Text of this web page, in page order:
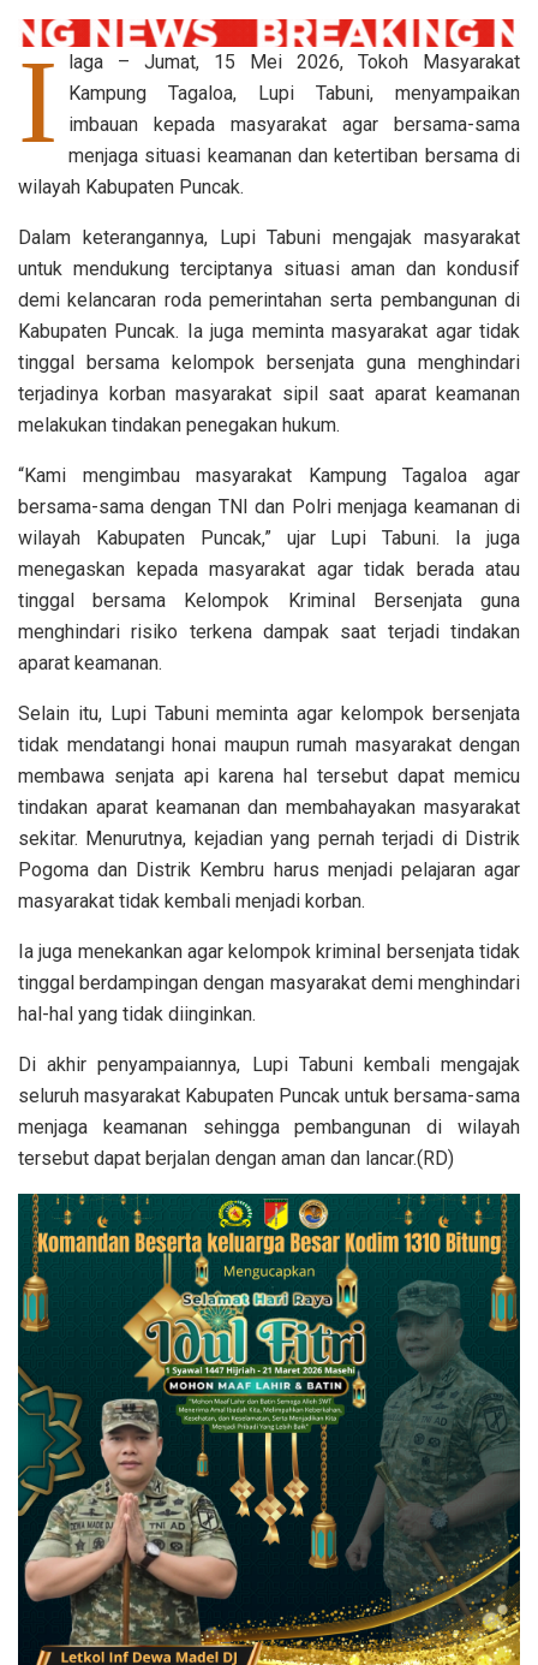
I
laga – Jumat, 15 Mei 2026, Tokoh Masyarakat
Kampung Tagaloa, Lupi Tabuni, menyampaikan
imbauan kepada masyarakat agar bersama-sama
menjaga situasi keamanan dan ketertiban bersama di
wilayah Kabupaten Puncak.
Dalam keterangannya, Lupi Tabuni mengajak masyarakat
untuk mendukung terciptanya situasi aman dan kondusif
demi kelancaran roda pemerintahan serta pembangunan di
Kabupaten Puncak. Ia juga meminta masyarakat agar tidak
tinggal bersama kelompok bersenjata guna menghindari
terjadinya korban masyarakat sipil saat aparat keamanan
melakukan tindakan penegakan hukum.
“Kami mengimbau masyarakat Kampung Tagaloa agar
bersama-sama dengan TNI dan Polri menjaga keamanan di
wilayah Kabupaten Puncak,” ujar Lupi Tabuni. Ia juga
menegaskan kepada masyarakat agar tidak berada atau
tinggal bersama Kelompok Kriminal Bersenjata guna
menghindari risiko terkena dampak saat terjadi tindakan
aparat keamanan.
Selain itu, Lupi Tabuni meminta agar kelompok bersenjata
tidak mendatangi honai maupun rumah masyarakat dengan
membawa senjata api karena hal tersebut dapat memicu
tindakan aparat keamanan dan membahayakan masyarakat
sekitar. Menurutnya, kejadian yang pernah terjadi di Distrik
Pogoma dan Distrik Kembru harus menjadi pelajaran agar
masyarakat tidak kembali menjadi korban.
Ia juga menekankan agar kelompok kriminal bersenjata tidak
tinggal berdampingan dengan masyarakat demi menghindari
hal-hal yang tidak diinginkan.
Di akhir penyampaiannya, Lupi Tabuni kembali mengajak
seluruh masyarakat Kabupaten Puncak untuk bersama-sama
menjaga keamanan sehingga pembangunan di wilayah
tersebut dapat berjalan dengan aman dan lancar.(RD)